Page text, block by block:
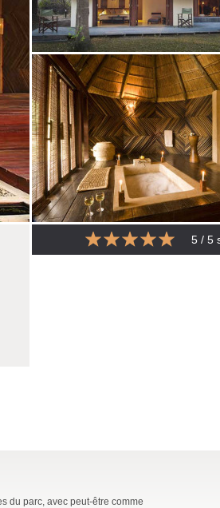
5 / 5
du parc, avec peut-être comme